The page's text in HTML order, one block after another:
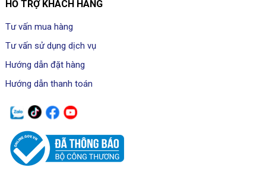
HỖ TRỢ KHÁCH HÀNG
Tư vấn mua hàng
Tư vấn sử dụng dịch vụ
Hướng dẫn đặt hàng
Hướng dẫn thanh toán